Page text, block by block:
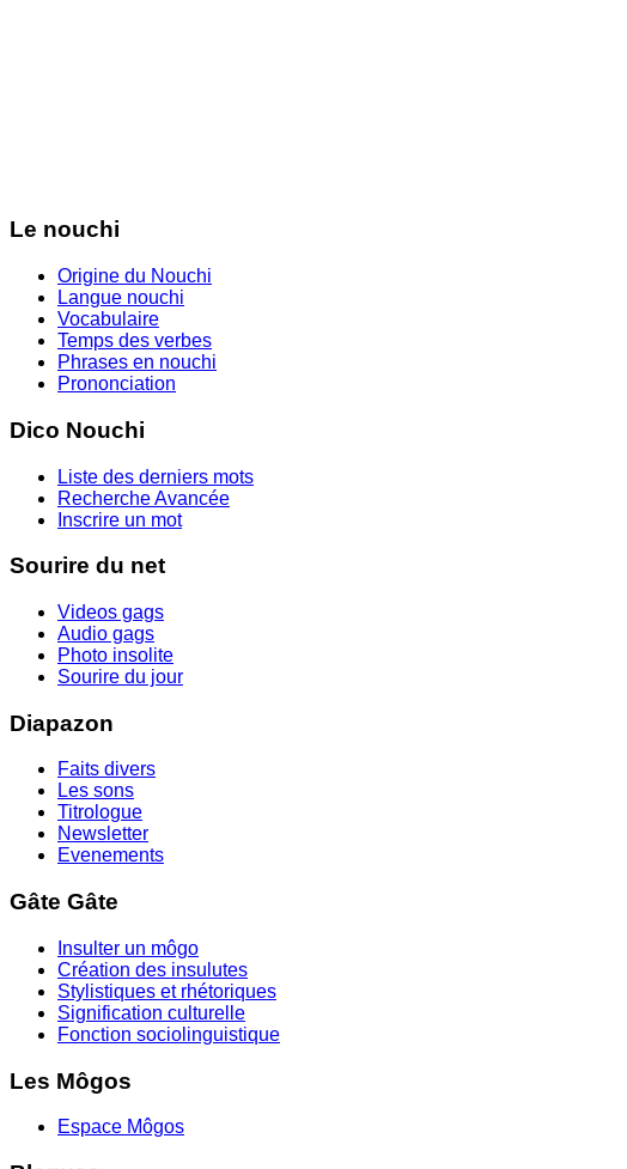
Le nouchi
Origine du Nouchi
Langue nouchi
Vocabulaire
Temps des verbes
Phrases en nouchi
Prononciation
Dico Nouchi
Liste des derniers mots
Recherche Avancée
Inscrire un mot
Sourire du net
Videos gags
Audio gags
Photo insolite
Sourire du jour
Diapazon
Faits divers
Les sons
Titrologue
Newsletter
Evenements
Gâte Gâte
Insulter un môgo
Création des insulutes
Stylistiques et rhétoriques
Signification culturelle
Fonction sociolinguistique
Les Môgos
Espace Môgos